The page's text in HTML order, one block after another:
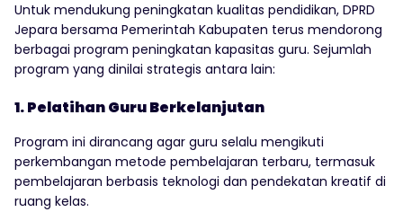
Untuk mendukung peningkatan kualitas pendidikan, DPRD
Jepara bersama Pemerintah Kabupaten terus mendorong
berbagai program peningkatan kapasitas guru. Sejumlah
program yang dinilai strategis antara lain:
1. Pelatihan Guru Berkelanjutan
Program ini dirancang agar guru selalu mengikuti
perkembangan metode pembelajaran terbaru, termasuk
pembelajaran berbasis teknologi dan pendekatan kreatif di
ruang kelas.